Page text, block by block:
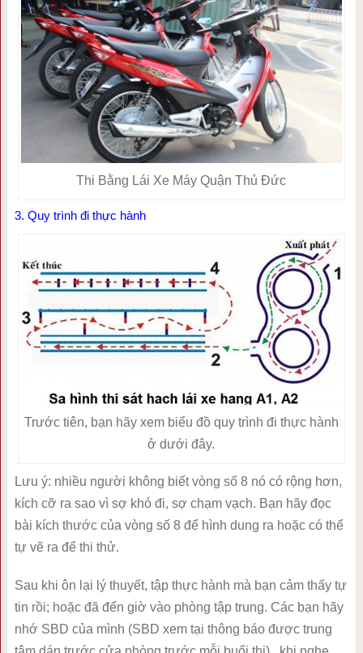
Thi Bằng Lái Xe Máy Quận Thủ Đức
3. Quy trình đi thực hành
Trước tiên, bạn hãy xem biểu đồ quy trình đi thực hành
ở dưới đây.
Lưu ý: nhiều người không biết vòng số 8 nó có rộng hơn,
kích cỡ ra sao vì sợ khó đi, sợ chạm vạch. Bạn hãy đọc
bài kích thước của vòng số 8 để hình dung ra hoặc có thể
tự vẽ ra để thi thử.
Sau khi ôn lại lý thuyết, tập thực hành mà bạn cảm thấy tự
tin rồi; hoặc đã đến giờ vào phòng tập trung. Các bạn hãy
nhớ SBD của mình (SBD xem tại thông báo được trung